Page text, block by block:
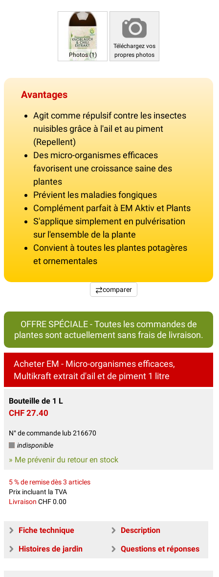
Photos (1)
Téléchargez vos
propres photos
Avantages
Agit comme répulsif contre les insectes
nuisibles grâce à l'ail et au piment
(Repellent)
Des micro-organismes efficaces
favorisent une croissance saine des
plantes
Prévient les maladies fongiques
Complément parfait à EM Aktiv et Plants
S'applique simplement en pulvérisation
sur l'ensemble de la plante
Convient à toutes les plantes potagères
et ornementales
comparer
OFFRE SPÉCIALE - Toutes les commandes de
plantes sont actuellement sans frais de livraison.
Acheter EM - Micro-organismes efficaces,
Multikraft extrait d'ail et de piment 1 litre
Bouteille de 1 L
CHF 27.40
N° de commande lub 216670
indisponible
» Me prévenir du retour en stock
5 % de remise dès 3 articles
Prix incluant la TVA
Livraison CHF 0.00
Fiche technique
Description
Histoires de jardin
Questions et réponses